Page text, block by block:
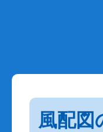
風配図